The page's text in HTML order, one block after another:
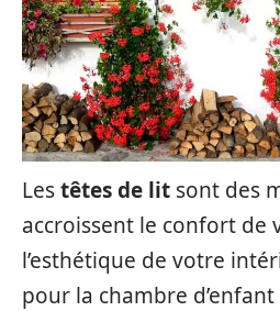
Lestêtes de lit sont des
accroissent le confort de
l’esthétique de votre
pour la chambre